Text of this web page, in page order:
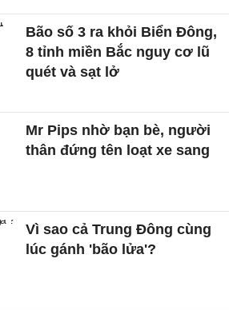
Bão số 3 ra khỏi Biển Đông,
8 tỉnh miền Bắc nguy cơ lũ
quét và sạt lở
Mr Pips nhờ bạn bè, người
thân đứng tên loạt xe sang
Vì sao cả Trung Đông cùng
lúc gánh 'bão lửa'?